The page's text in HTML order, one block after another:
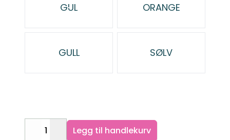
GUL ORANGE
GULL SØLV
DecreaseIncrease
Legg til handlekurv